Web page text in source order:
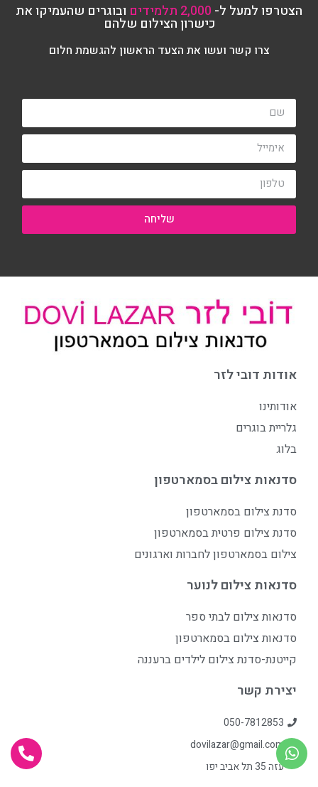
הצטרפו למעל ל- 2,000 תלמידים ובוגרים שהעמיקו את
כישרון הצילום שלהם
צרו קשר ועשו את הצעד הראשון להגשמת חלום
שליחה
אודות דובי לזר
אודותינו
גלריית בוגרים
בלוג
סדנאות צילום בסמארטפון
סדנת צילום בסמארטפון
סדנת צילום פרטית בסמארטפון
צילום בסמארטפון לחברות וארגונים
סדנאות צילום לנוער
סדנאות צילום לבתי ספר
סדנאות צילום בסמארטפון
קייטנת-סדנת צילום לילדים ברעננה
יצירת קשר
050-7812853
dovilazar@gmail.com
עזה 35 תל אביב יפו